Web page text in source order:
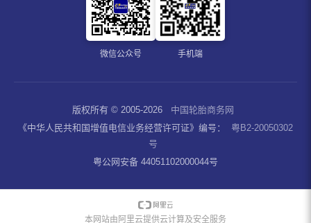
微信公众号 手机端
版权所有 © 2005-2026
中国轮胎商务网
《中华人民共和国增值电信业务经营许可证》编号：
粤B2-20050302
号
粤公网安备 44051102000044号
本网站由阿里云提供云计算及安全服务